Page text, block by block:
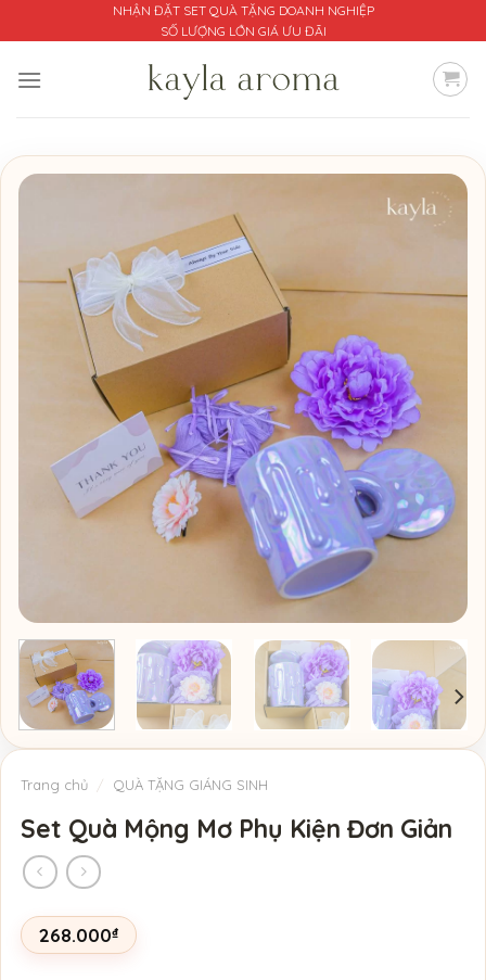
qua
dung
NHẬN ĐẶT SET QUÀ TẶNG DOANH NGHIỆP
SỐ LƯỢNG LỚN GIÁ ƯU ĐÃI
Trang chủ / QUÀ TẶNG GIÁNG SINH
Set Quà Mộng Mơ Phụ Kiện Đơn Giản
268.000₫